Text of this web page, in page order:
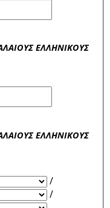
ΕΛΛΗΝΙΚΟΥΣ
ΕΛΛΗΝΙΚΟΥΣ
/
/